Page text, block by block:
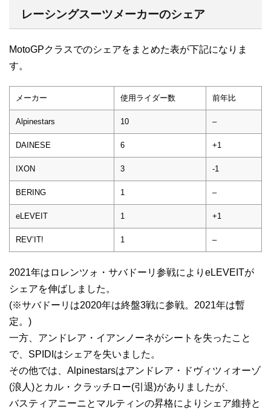
レーシングスーツメーカーのシェア
MotoGPクラスでのシェアをまとめた表が下記になりま
す。
メーカー 使用ライダー数 前年比
Alpinestars 10 –
DAINESE 6 +1
IXON 3 -1
BERING 1 –
eLEVEIT 1 +1
REV’IT! 1 –
2021年はロレンツォ・サバドーリ参戦によりeLEVEITが
シェアを伸ばしました。
(※サバドーリは2020年は終盤3戦に参戦。2021年は暫
定。)
一方、アンドレア・イアンノーネがシートを失ったこと
で、SPIDIはシェアを失いました。
その他では、Alpinestarsはアンドレア・ドヴィツィオーゾ
(浪人)とカル・クラッチロー(引退)がありましたが、
バスティアニーニとマルティンの昇格によりシェア維持と